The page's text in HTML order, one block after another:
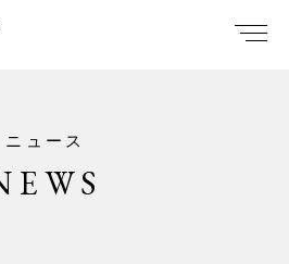
ニュース